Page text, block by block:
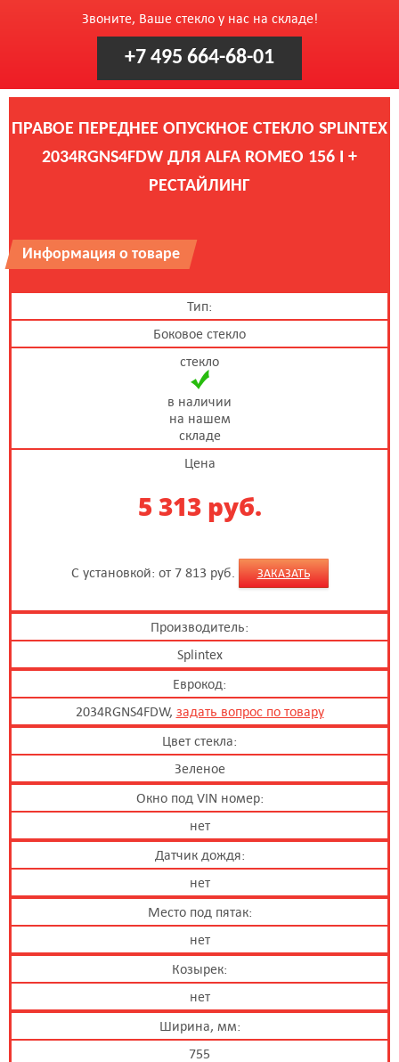
Звоните, Ваше стекло у нас на складе!
+7 495 664-68-01
ПРАВОЕ ПЕРЕДНЕЕ ОПУСКНОЕ СТЕКЛО SPLINTEX
2034RGNS4FDW ДЛЯ ALFA ROMEO 156 I +
РЕСТАЙЛИНГ
Информация о товаре
Тип:
Боковое стекло
стекло
в наличии
на нашем
складе
Цена
5 313 руб.
С установкой: от 7 813 руб. ЗАКАЗАТЬ
Производитель:
Splintex
Еврокод:
2034RGNS4FDW, задать вопрос по товару
Цвет стекла:
Зеленое
Окно под VIN номер:
нет
Датчик дождя:
нет
Место под пятак:
нет
Козырек:
нет
Ширина, мм:
755